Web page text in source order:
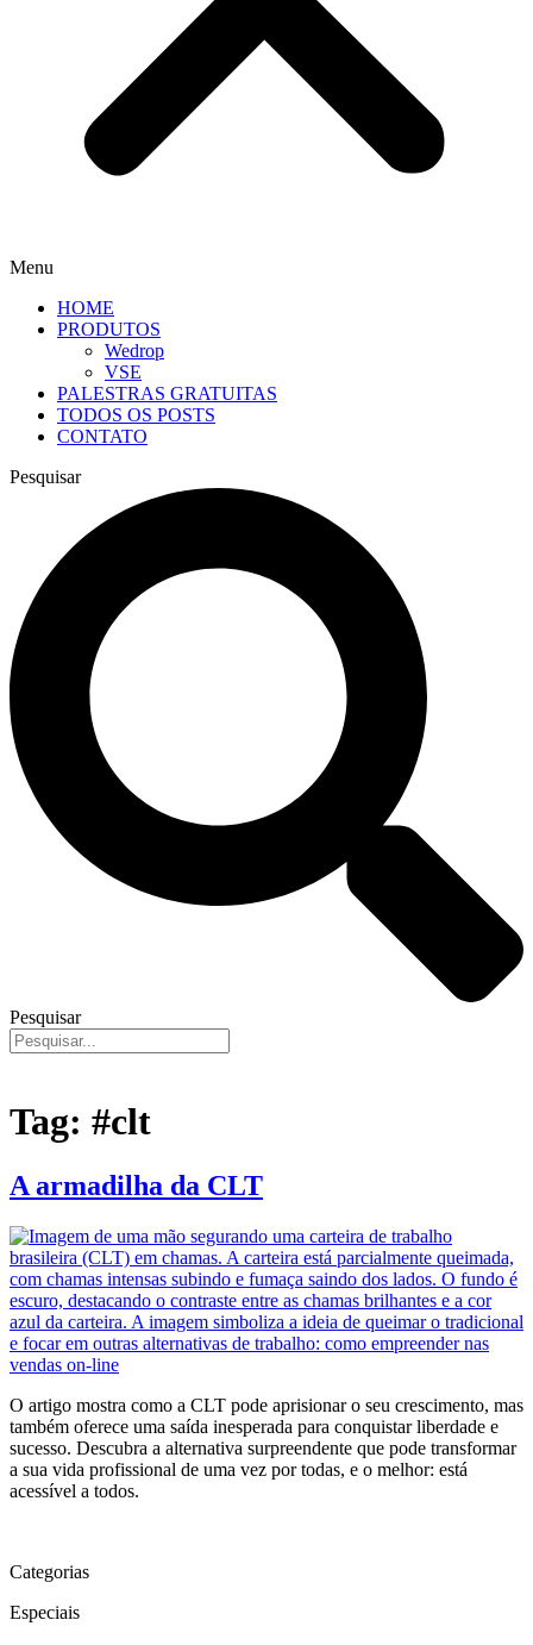
Menu
HOME
PRODUTOS
Wedrop
VSE
PALESTRAS GRATUITAS
TODOS OS POSTS
CONTATO
Pesquisar
Pesquisar
Tag: #clt
A armadilha da CLT
O artigo mostra como a CLT pode aprisionar o seu crescimento, mas
também oferece uma saída inesperada para conquistar liberdade e
sucesso. Descubra a alternativa surpreendente que pode transformar
a sua vida profissional de uma vez por todas, e o melhor: está
acessível a todos.
Categorias
Especiais